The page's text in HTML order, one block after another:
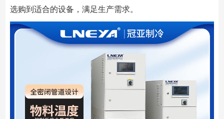
选购到适合的设备，满足生产需求。